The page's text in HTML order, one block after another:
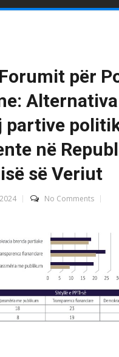
për
partive
në
së Veriut
No Comments